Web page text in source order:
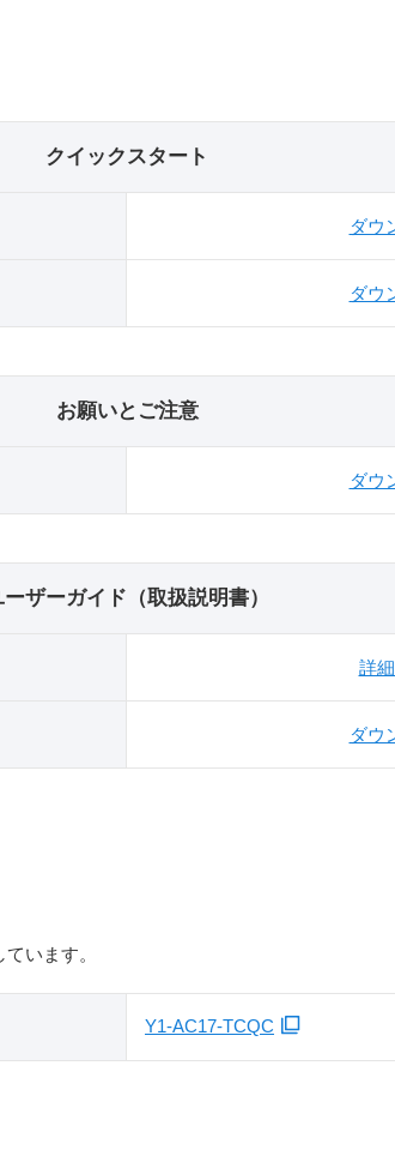
クイックスタート
ダウ
ダウ
お願いとご注意
ダウ
ーザーガイド（取扱説明書）
詳
ダウ
います。
Y1-AC17-TCQC